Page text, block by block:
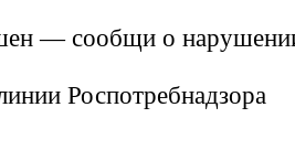
— сообщи о
Роспотребнадзора